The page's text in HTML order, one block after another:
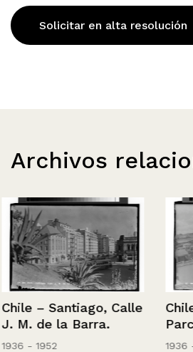
Solicitar en alta resolución
Archivos
Chile – Santiago, Calle
J. M. de la Barra.
1936 - 1952 1936